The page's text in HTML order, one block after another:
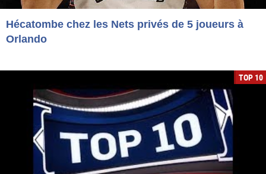
Hécatombe chez les Nets privés de 5 joueurs à
Orlando
TOP 10